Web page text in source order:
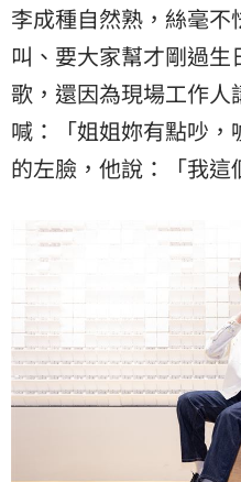
李成種自然熟，絲毫
叫、要大家幫才剛過生
歌，還因為現場工作
喊：「姐姐妳有點吵
的左臉，他說：「我這